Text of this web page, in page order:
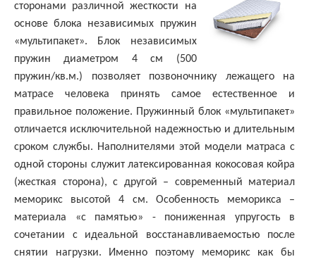
сторонами различной жесткости на
основе блока независимых пружин
«мультипакет». Блок независимых
пружин диаметром 4 см (500
пружин/кв.м.) позволяет позвоночнику лежащего на
матрасе человека принять самое естественное и
правильное положение. Пружинный блок «мультипакет»
отличается исключительной надежностью и длительным
сроком службы. Наполнителями этой модели матраса с
одной стороны служит латексированная кокосовая койра
(жесткая сторона), с другой – современный материал
меморикс высотой 4 см. Особенность меморикса –
материала «с памятью» - пониженная упругость в
сочетании с идеальной восстанавливаемостью после
снятии нагрузки. Именно поэтому меморикс как бы